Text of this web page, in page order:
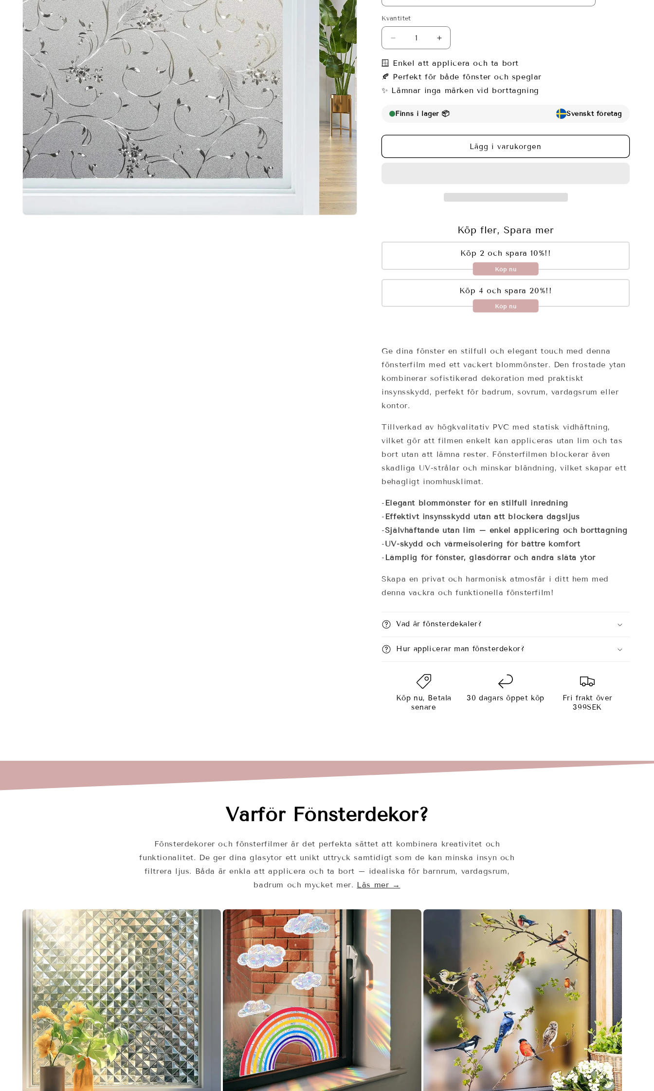
Kvantitet
Minska
kvantitet
för
Fönsterfilm
dekorativa
Öka
kvantitet
för
Fönsterfilm
dekorativa
🪟 Enkel att applicera och ta bort
🍂 Perfekt för både fönster och speglar
✨ Lämnar inga märken vid borttagning
Finns i lager 📦 Svenskt företag
Lägg i varukorgen
Köp fler, Spara mer
Köp 2 och spara 10%!!
Köp nu
Köp 4 och spara 20%!!
Köp nu
Ge dina fönster en stilfull och elegant touch med denna
fönsterfilm med ett vackert blommönster. Den frostade ytan
kombinerar sofistikerad dekoration med praktiskt
insynsskydd, perfekt för badrum, sovrum, vardagsrum eller
kontor.
Tillverkad av högkvalitativ PVC med statisk vidhäftning,
vilket gör att filmen enkelt kan appliceras utan lim och tas
bort utan att lämna rester. Fönsterfilmen blockerar även
skadliga UV-strålar och minskar bländning, vilket skapar ett
behagligt inomhusklimat.
- Elegant blommönster för en stilfull inredning
- Effektivt insynsskydd utan att blockera dagsljus
-Självhäftande utan lim – enkel applicering och borttagning
-UV-skydd och värmeisolering för bättre komfort
- Lämplig för fönster, glasdörrar och andra släta ytor
Skapa en privat och harmonisk atmosfär i ditt hem med
denna vackra och funktionella fönsterfilm!
Vad är fönsterdekaler?
Hur applicerar man fönsterdekor?
Köp nu, Betala
senare
30 dagars öppet köp
Fri frakt över
399SEK
Varför Fönsterdekor?
Fönsterdekorer och fönsterfilmer är det perfekta sättet att kombinera kreativitet och
funktionalitet. De ger dina glasytor ett unikt uttryck samtidigt som de kan minska insyn och
filtrera ljus. Båda är enkla att applicera och ta bort – idealiska för barnrum, vardagsrum,
badrum och mycket mer. Läs mer →